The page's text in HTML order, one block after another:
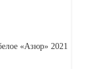
«Азюр» 2021